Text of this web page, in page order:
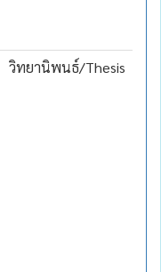
วิทยานิพนธ์/Thesis